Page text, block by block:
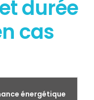
durée
cas
énergétique